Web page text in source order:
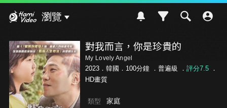
瀏覽
對我而言，你是珍貴的
My Lovely Angel
2023．韓國．100分鐘 ． 普遍級 ． 評分7.5．
HD畫質
類型 家庭